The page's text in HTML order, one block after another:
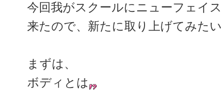
今回我がスクールにニューフェイ
来たので、新たに取り上げてみた
まずは、
ボディとは